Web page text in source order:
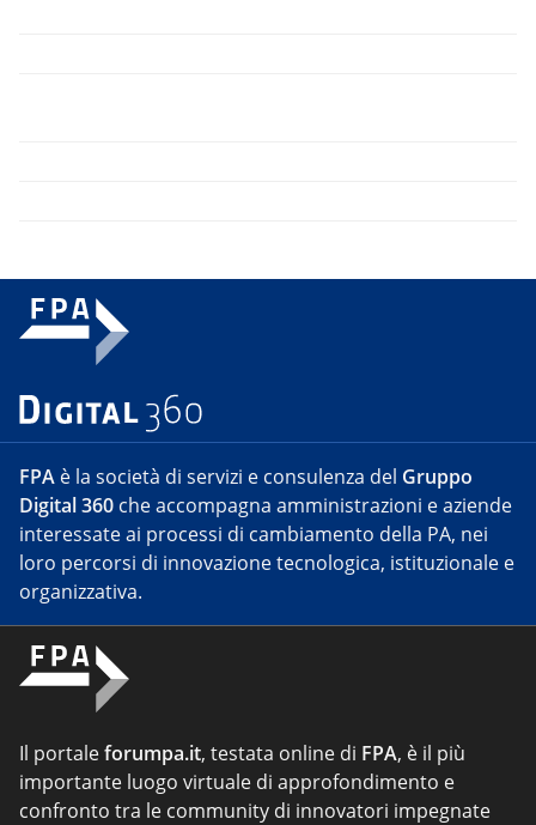
FPA è la società di servizi e consulenza del Gruppo
Digital 360 che accompagna amministrazioni e aziende
interessate ai processi di cambiamento della PA, nei
loro percorsi di innovazione tecnologica, istituzionale e
organizzativa.
Il portaleforumpa.it, testata online di FPA, è il più
importante luogo virtuale di approfondimento e
confronto tra le community di innovatori impegnate